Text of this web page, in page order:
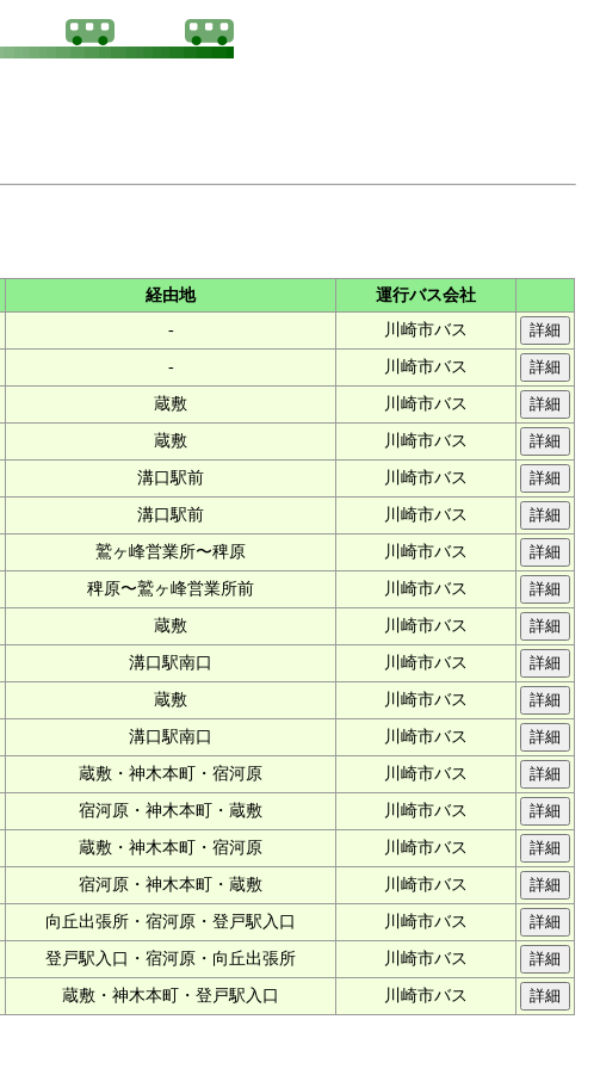
経由地
運行バス会社
- 川崎市バス
- 川崎市バス
蔵敷 川崎市バス
蔵敷 川崎市バス
溝口駅前 川崎市バス
溝口駅前 川崎市バス
鷲ヶ峰営業所〜稗原 川崎市バス
稗原〜鷲ヶ峰営業所前 川崎市バス
蔵敷 川崎市バス
溝口駅南口 川崎市バス
蔵敷 川崎市バス
溝口駅南口 川崎市バス
蔵敷・神木本町・宿河原 川崎市バス
宿河原・神木本町・蔵敷 川崎市バス
蔵敷・神木本町・宿河原 川崎市バス
宿河原・神木本町・蔵敷 川崎市バス
向丘出張所・宿河原・登戸駅入口 川崎市バス
登戸駅入口・宿河原・向丘出張所 川崎市バス
蔵敷・神木本町・登戸駅入口 川崎市バス